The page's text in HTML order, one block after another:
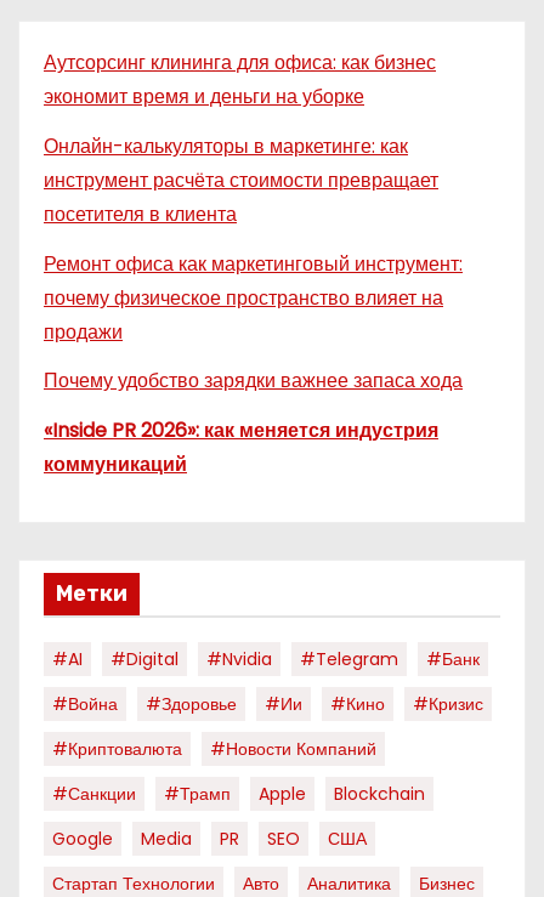
Аутсорсинг клининга для офиса: как бизнес
экономит время и деньги на уборке
Онлайн-калькуляторы в маркетинге: как
инструмент расчёта стоимости превращает
посетителя в клиента
Ремонт офиса как маркетинговый инструмент:
почему физическое пространство влияет на
продажи
Почему удобство зарядки важнее запаса хода
«Inside PR 2026»: как меняется индустрия
коммуникаций
Метки
#AI #digital #nvidia #telegram
#банк
#война
#здоровье #ии #кино
#кризис
#криптовалюта
#новости Компаний
#санкции
#трамп Apple
Blockchain
Google
Media PR SEO
США
Стартап Технологии
Авто Аналитика
Бизнес